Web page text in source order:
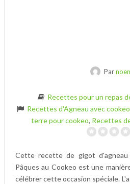
Par
Recettes pour un repas
Recettes d'Agneau avec cookeo
terre pour cookeo, Recettes
Cette recette de gigot
Pâques au Cookeo est une
célébrer cette occasion spéciale.